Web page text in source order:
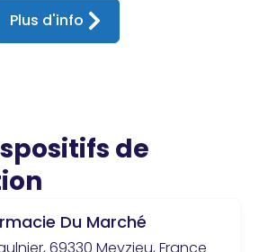
Plus d'info
de
Du Marché
69330 Meyzieu, France